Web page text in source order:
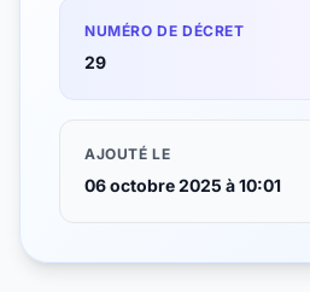
NUMÉRO DE DÉCRET
29
AJOUTÉ LE
06 octobre 2025 à 10:01